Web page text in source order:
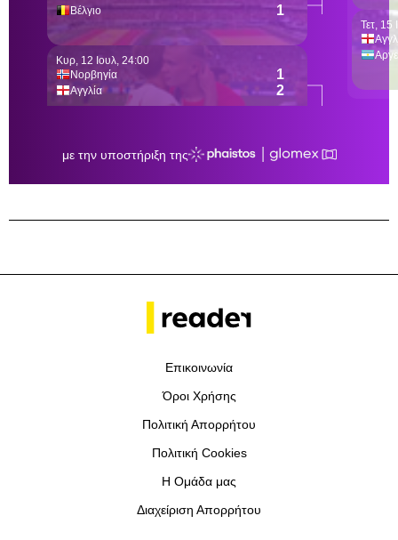
Επικοινωνία
Όροι Χρήσης
Πολιτική Απορρήτου
Πολιτική Cookies
Η Ομάδα μας
Διαχείριση Απορρήτου